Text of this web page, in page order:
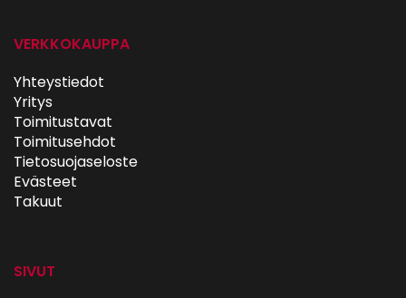
VERKKOKAUPPA
Yhteystiedot
Yritys
Toimitustavat
Toimitusehdot
Tietosuojaseloste
Evästeet
Takuut
SIVUT